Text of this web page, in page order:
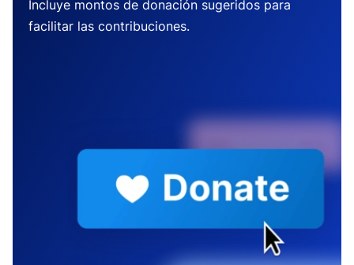
Incluye montos de donación sugeridos para
facilitar las contribuciones.